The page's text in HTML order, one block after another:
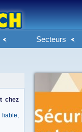
Secteurs
chez